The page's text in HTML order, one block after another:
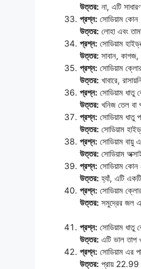
উত্তর: না, এটি
প্রশ্ন: সোডিয়াম কোন
উত্তর: লোহা এবং
প্রশ্ন: সোডিয়াম
উত্তর: সাবান, কাগজ,
প্রশ্ন: সোডিয়াম
উত্তর: খাবারে,
প্রশ্ন: সোডিয়াম ধাতু
উত্তর: খনিজ তেল বা
প্রশ্ন: সোডিয়াম ধাতু
উত্তর: সোডিয়াম
প্রশ্ন: সোডিয়াম বায়ু
উত্তর: সোডিয়াম
প্রশ্ন: সোডিয়াম কোন
উত্তর: হ্যাঁ, এটি
প্রশ্ন: সোডিয়াম
উত্তর: সমুদ্রের জল
প্রশ্ন: সোডিয়াম ধাতু
উত্তর: এটি ভাল তাপ
প্রশ্ন: সোডিয়াম এর
উত্তর: প্রায়